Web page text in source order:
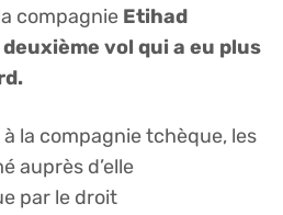
compagnie Etihad
vol qui a eu plus
la compagnie tchèque, les
auprès d’elle
par le droit